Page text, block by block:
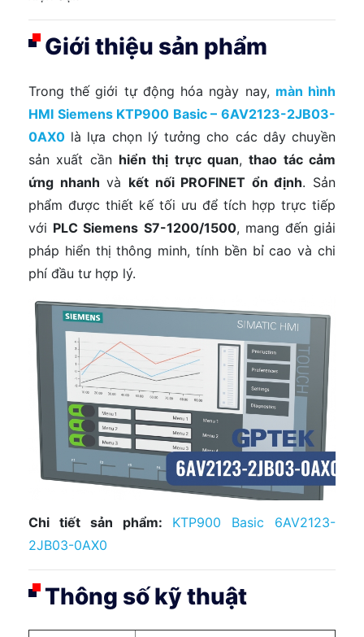
Giới thiệu sản phẩm
Trong thế giới tự động hóa ngày nay, màn hình
HMI Siemens KTP900 Basic – 6AV2123-2JB03-
0AX0 là lựa chọn lý tưởng cho các dây chuyền
sản xuất cần hiển thị trực quan,thao tác cảm
ứng nhanh và kết nối PROFINET ổn định. Sản
phẩm được thiết kế tối ưu để tích hợp trực tiếp
với PLC Siemens S7-1200/1500, mang đến giải
pháp hiển thị thông minh, tính bền bỉ cao và chi
phí đầu tư hợp lý.
Chi tiết sản phẩm: KTP900 Basic 6AV2123-
2JB03-0AX0
Thông số kỹ thuật